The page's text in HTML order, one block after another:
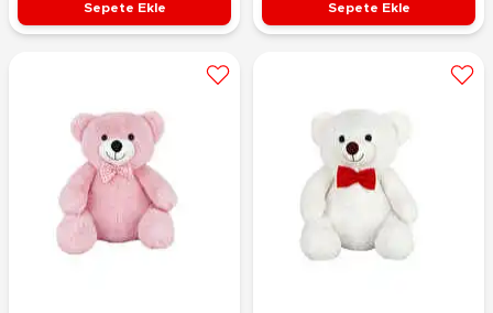
Sepete Ekle Sepete Ekle